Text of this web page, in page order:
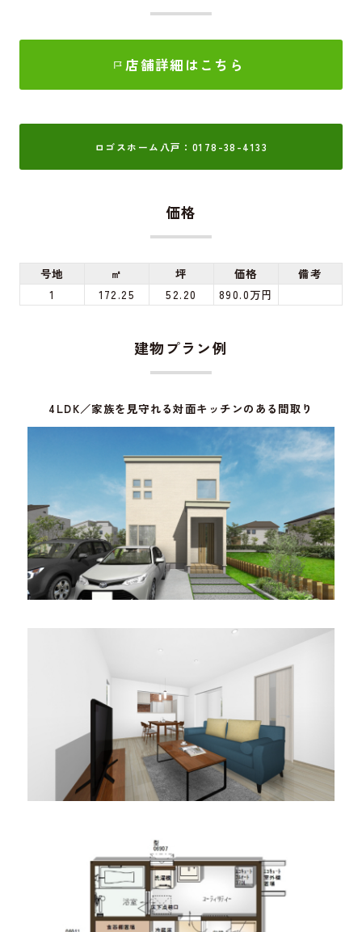
店舗詳細はこちら
ロゴスホーム八戸：0178-38-4133
価格
号地 ㎡ 坪 価格
備考
1
172.25 52.20 890.0万円
建物プラン例
4LDK／家族を見守れる対面キッチンのある間取り